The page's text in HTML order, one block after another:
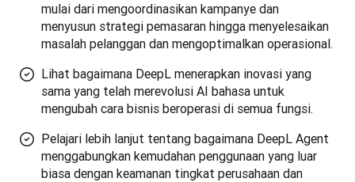
mulai dari mengoordinasikan kampanye dan
menyusun strategi pemasaran hingga menyelesaikan
masalah pelanggan dan mengoptimalkan operasional.
Lihat bagaimana DeepL menerapkan inovasi yang
sama yang telah merevolusi AI bahasa untuk
mengubah cara bisnis beroperasi di semua fungsi.
Pelajari lebih lanjut tentang bagaimana DeepL Agent
menggabungkan kemudahan penggunaan yang luar
biasa dengan keamanan tingkat perusahaan dan